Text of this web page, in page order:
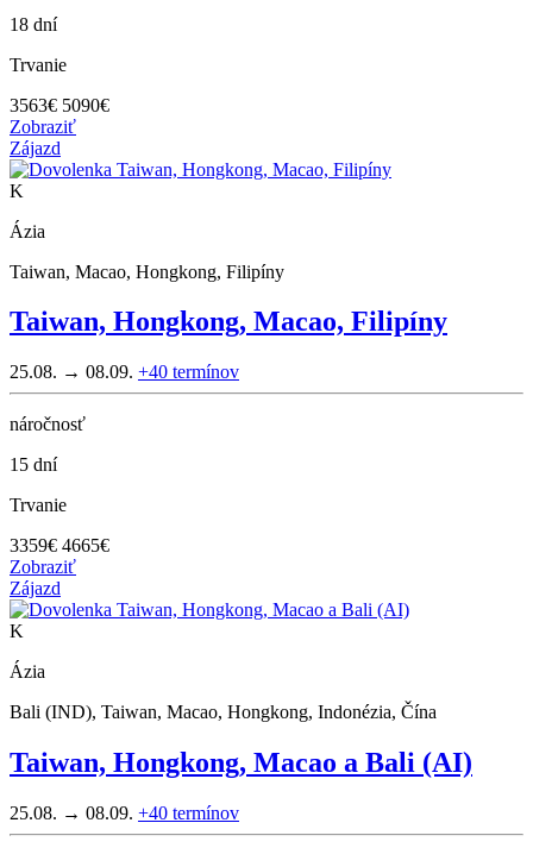
18 dní
Trvanie
3563€ 5090€
Zobraziť
Zájazd
K
Ázia
Taiwan, Macao, Hongkong, Filipíny
Taiwan, Hongkong, Macao, Filipíny
25.08. → 08.09. +40 termínov
náročnosť
15 dní
Trvanie
3359€ 4665€
Zobraziť
Zájazd
K
Ázia
Bali (IND), Taiwan, Macao, Hongkong, Indonézia, Čína
Taiwan, Hongkong, Macao a Bali (AI)
25.08. → 08.09. +40 termínov